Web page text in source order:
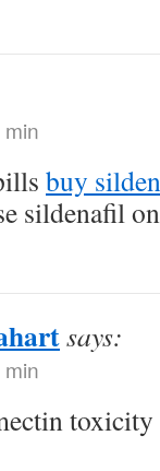
buy
sildenafil
says: